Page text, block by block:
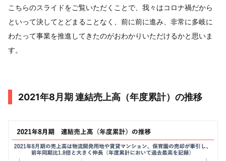
こちらのスライドをご覧いただくことで、我々はコロナ禍だから
といって決してとどまることなく、前に前に進み、非常に多岐に
わたって事業を推進してきたのがおわかりいただけるかと思いま
す。
2021年8⽉期 連結売上⾼（年度累計）の推移